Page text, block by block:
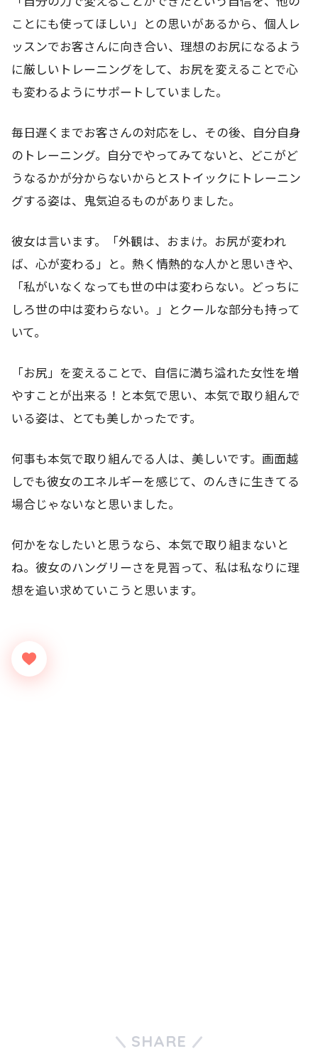
ことにも使ってほしい」との思いがあるから、個人レ
ッスンでお客さんに向き合い、理想のお尻になるよう
に厳しいトレーニングをして、お尻を変えることで心
も変わるようにサポートしていました。
毎日遅くまでお客さんの対応をし、その後、自分自身
のトレーニング。自分でやってみてないと、どこがど
うなるかが分からないからとストイックにトレーニン
グする姿は、鬼気迫るものがありました。
彼女は言います。「外観は、おまけ。お尻が変われ
ば、心が変わる」と。熱く情熱的な人かと思いきや、
「私がいなくなっても世の中は変わらない。どっちに
しろ世の中は変わらない。」とクールな部分も持って
いて。
「お尻」を変えることで、自信に満ち溢れた女性を増
やすことが出来る！と本気で思い、本気で取り組んで
いる姿は、とても美しかったです。
何事も本気で取り組んでる人は、美しいです。画面越
しでも彼女のエネルギーを感じて、のんきに生きてる
場合じゃないなと思いました。
何かをなしたいと思うなら、本気で取り組まないと
ね。彼女のハングリーさを見習って、私は私なりに理
想を追い求めていこうと思います。
SHARE